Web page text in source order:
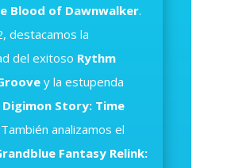
Blood of Dawnwalker.
destacamos la
del exitoso Rythm
y la estupenda
Digimon Story: Time
analizamos el
Fantasy Relink: